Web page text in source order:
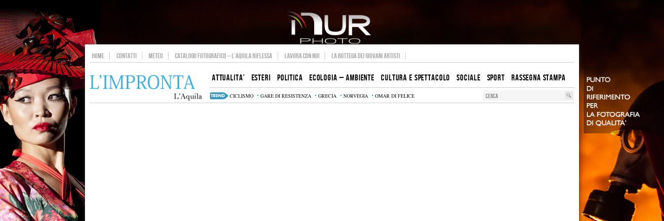
HOME CONTATTI METEO CATALOGO FOTOGRAFICO – L’AQUILA RIFLESSA LAVORA CON NOI LA BOTTEGA DEI GIOVANI ARTISTI
ATTUALITA’ ESTERI POLITICA ECOLOGIA – AMBIENTE CULTURA E SPETTACOLO SOCIALE SPORT RASSEGNA STAMPA
CICLISMO GARE DI RESISTENZA GRECIA NORVEGIA OMAR DI FELICE